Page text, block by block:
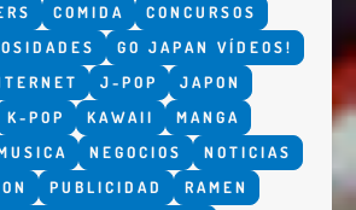
COMIDA
CONCURSOS
GO JAPAN VÍDEOS!
J-POP
JAPON
K-POP KAWAII
MANGA
NEGOCIOS
NOTICIAS
PUBLICIDAD
RAMEN